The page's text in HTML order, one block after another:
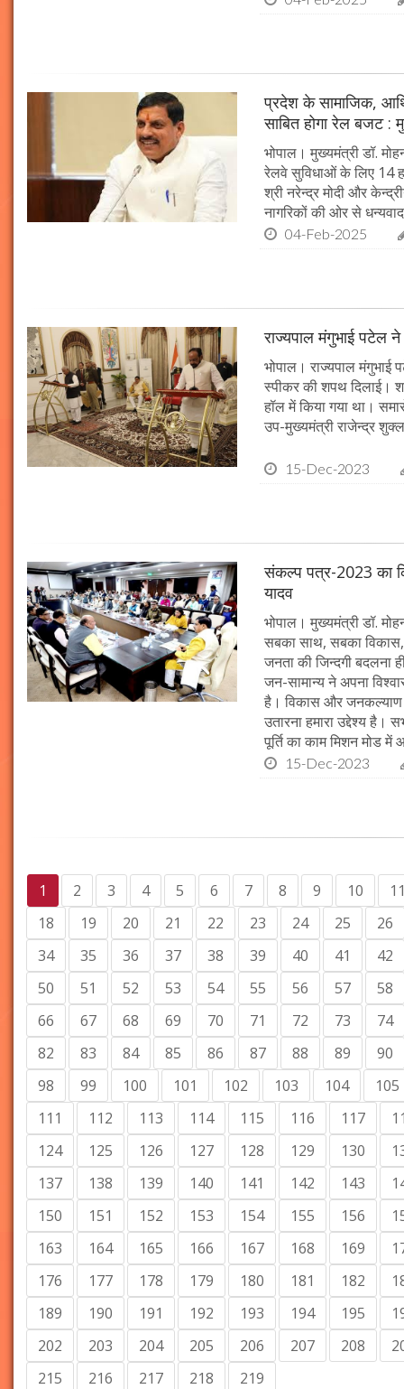
प्रदेश के सामाजिक,
साबित होगा रेल बजट :
भोपाल। मुख्यमंत्री डॉ.
रेलवे सुविधाओं के लिए 14
श्री नरेन्द्र मोदी और
नागरिकों की ओर से
04-Feb-2025
राज्यपाल मंगुभाई पटेल ने
भोपाल। राज्यपाल मंगुभाई
स्पीकर की शपथ दिलाई।
हॉल में किया गया था।
उप-मुख्यमंत्री राजेन्द्र
15-Dec-2023
संकल्प पत्र-2023 का
यादव
भोपाल। मुख्यमंत्री डॉ.
सबका साथ, सबका
जनता की जिन्दगी बदलना
जन-सामान्य ने अपना
है। विकास और
उतारना हमारा उद्देश्य
पूर्ति का काम मिशन मोड
15-Dec-2023
1 2 3 4 5 6 7 8 9 10
18
19 20 21 22 23 24 25
26
34
35 36 37 38 39 40 41
42
50
51 52 53 54 55 56 57
58
66
67 68 69 70 71 72 73
74
82
83 84 85 86 87 88 89
90
98
99 100 101 102 103 104
105
111
112 113 114 115 116 117
124
125 126 127 128 129 130
137
138 139 140 141 142 143
150
151 152 153 154 155 156
163
164 165 166 167 168 169
176
177 178 179 180 181 182
189
190 191 192 193 194 195
202
203 204 205 206 207 208
215
216 217 218 219